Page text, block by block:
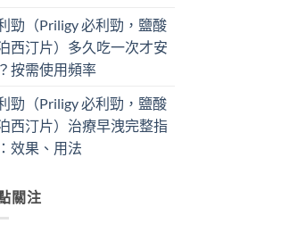
勁（Priligy 必利勁，鹽酸
西汀片）多久吃一次才安
按需使用頻率
勁（Priligy 必利勁，鹽酸
西汀片）治療早洩完整指
效果、用法
關注